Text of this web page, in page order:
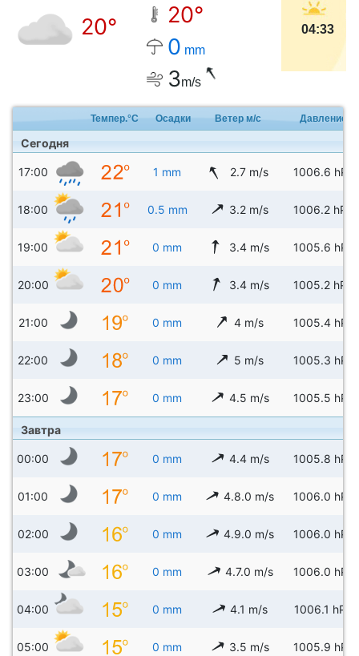
20°
20°
0 mm
3m/s
04:33
Темпер.°C Осадки Ветер м/с Давление
Сегодня
17:00 1 mm 2.7 m/s 1006.6 hPa
18:00 0.5 mm 3.2 m/s 1006.2 hPa
19:00 0 mm 3.4 m/s 1005.6 hPa
20:00 0 mm 3.4 m/s 1005.2 hPa
21:00 0 mm 4 m/s 1005.4 hPa
22:00 0 mm 5 m/s 1005.3 hPa
23:00 0 mm 4.5 m/s 1005.5 hPa
Завтра
00:00 0 mm 4.4 m/s 1005.8 hPa
01:00 0 mm 4.8.0 m/s 1006.0 hPa
02:00 0 mm 4.9.0 m/s 1006.0 hPa
03:00 0 mm 4.7.0 m/s 1006.0 hPa
04:00 0 mm 4.1 m/s 1006.1 hPa
05:00 0 mm 3.5 m/s 1005.9 hPa